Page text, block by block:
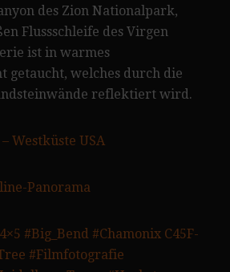
des Zion Nationalpark,
Flussschleife des Virgen
ist in warmes
getaucht, welches durch die
reflektiert wird.
Westküste USA
Panorama
#Big_Bend #Chamonix C45F-
#Filmfotografie